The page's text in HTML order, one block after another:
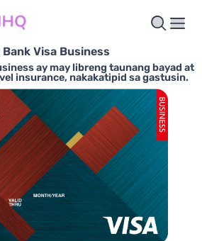
Bank Visa Business
ay may libreng taunang bayad at
insurance, nakakatipid sa gastusin.